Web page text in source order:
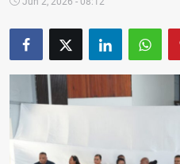
Sport
Cultuur & Media
Deals!
Over